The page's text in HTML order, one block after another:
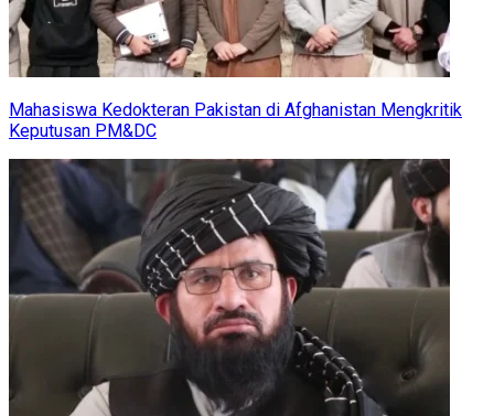
Mahasiswa Kedokteran Pakistan di Afghanistan Mengkritik
Keputusan PM&DC